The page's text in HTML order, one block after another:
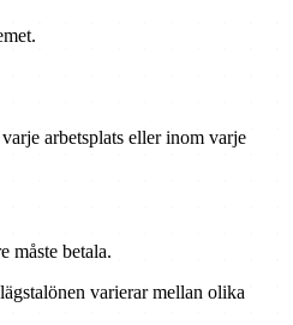
arbetsplats eller inom varje
måste betala.
varierar mellan olika